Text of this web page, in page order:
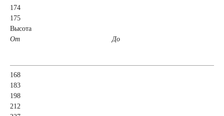
174
175
Высота
От
До
168
183
198
212